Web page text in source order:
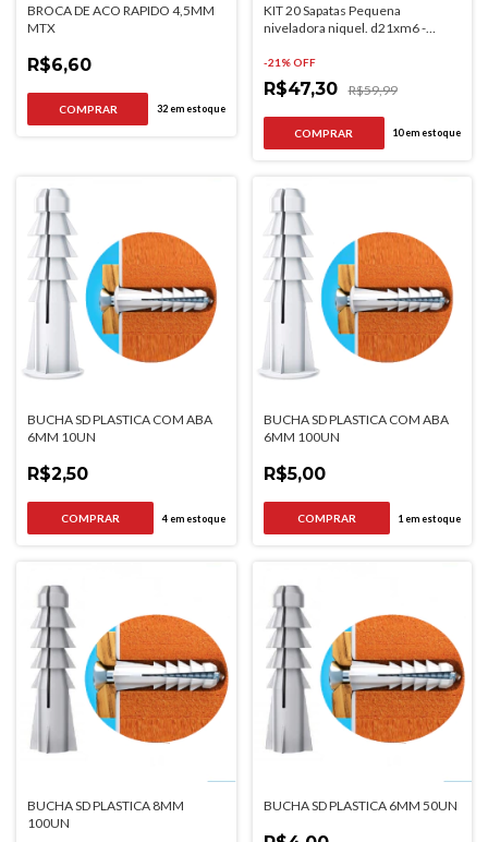
BROCA DE ACO RAPIDO 4,5MM
MTX
R$6,60
32em estoque
KIT 20 Sapatas Pequena
niveladora niquel. d21xm6 -
-21 % OFF
R$47,30 R$59,99
10em estoque
BUCHA SD PLASTICA COM ABA
6MM 10UN
R$2,50
4em estoque
BUCHA SD PLASTICA COM ABA
6MM 100UN
R$5,00
1 em estoque
BUCHA SD PLASTICA 8MM
100UN
BUCHA SD PLASTICA 6MM 50UN